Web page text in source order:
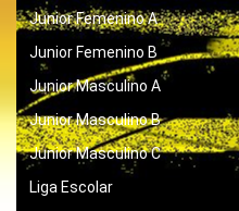
Junior Femenino A
Junior Femenino B
Junior Masculino A
Junior Masculino B
Junior Masculino C
Liga Escolar